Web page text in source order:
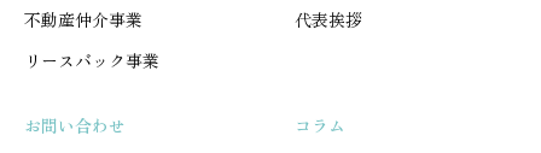
不動産仲介事業
リースバック事業
代表挨拶
お問い合わせ
コラム